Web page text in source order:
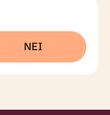
NEI